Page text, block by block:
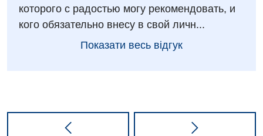
которого с радостью могу рекомендовать, и
кого обязательно внесу в свой личн...
Показати весь відгук